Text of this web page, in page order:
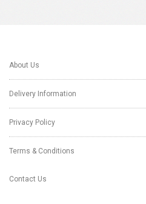
About Us
Delivery Information
Privacy Policy
Terms & Conditions
Contact Us